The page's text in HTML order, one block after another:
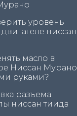
уровень
ниссан
масло в
Ниссан Мурано
руками?
разъема
ниссан тиида